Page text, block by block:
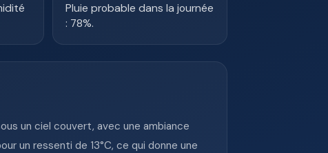
Pluie probable dans la journée
: 78%.
un ciel couvert, avec une ambiance
un ressenti de 13°C, ce qui donne une